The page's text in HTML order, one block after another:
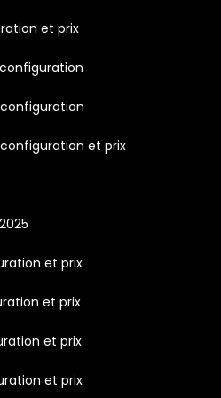
et prix
configuration
configuration
configuration et prix
et prix
et prix
et prix
et prix